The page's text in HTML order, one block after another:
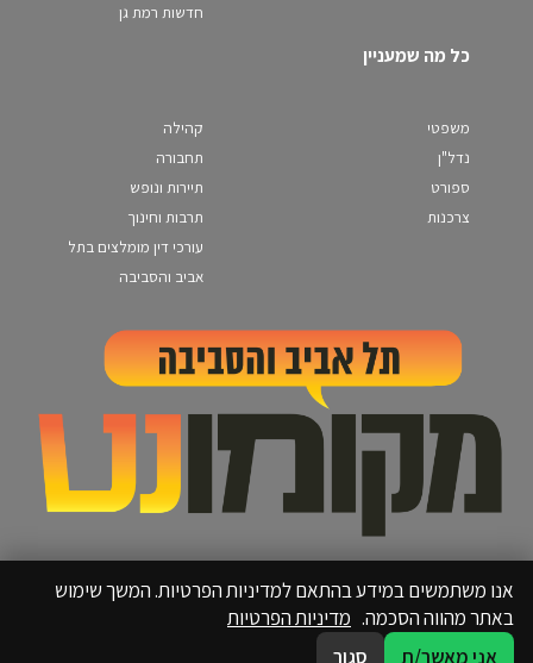
חדשות רמת גן
כל מה שמעניין
משפטי
נדל"ן
ספורט
צרכנות
קהילה
תחבורה
תיירות ונופש
תרבות וחינוך
עורכי דין מומלצים בתל
אביב והסביבה
אנו משתמשים במידע בהתאם למדיניות הפרטיות. המשך שימוש
באתר מהווה הסכמה. מדיניות הפרטיות
אני מאשר/ת
סגור